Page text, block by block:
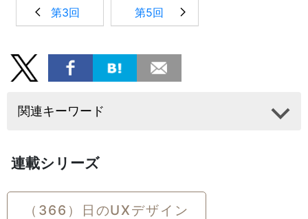
第3回 第5回
関連キーワード
連載シリーズ
（366）日のUXデザイン